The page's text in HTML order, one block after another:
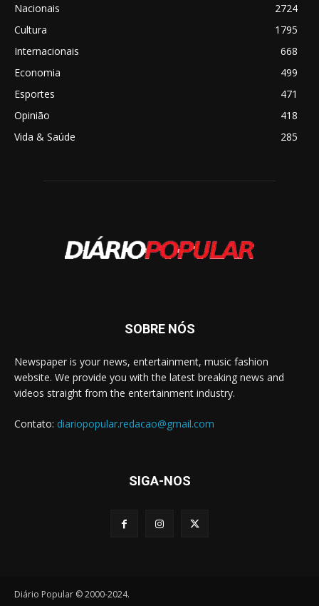
Nacionais
2724
Cultura
1795
Internacionais
668
Economia
499
Esportes
471
Opinião
418
Vida & Saúde
285
SOBRE NÓS
Newspaper is your news, entertainment, music fashion
website. We provide you with the latest breaking news and
videos straight from the entertainment industry.
Contato: diariopopular.redacao@gmail.com
SIGA-NOS
Diário Popular © 2000-2024.